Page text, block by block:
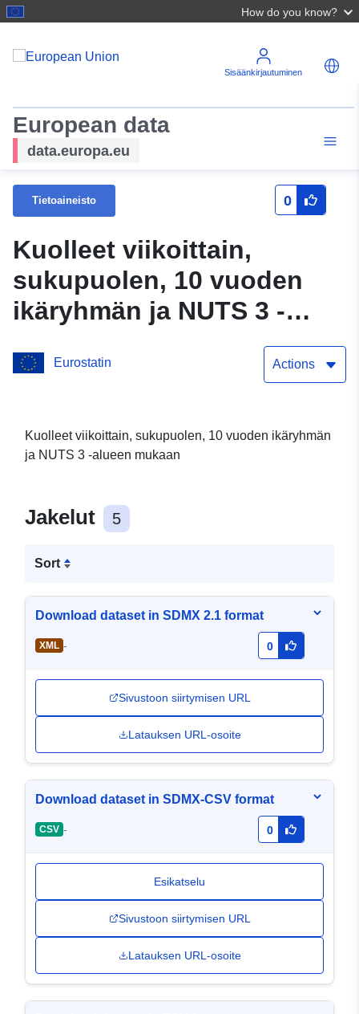
How do you know?
Sisäänkirjautuminen
European data
data.europa.eu
Tietoaineisto 0
Kuolleet viikoittain,
sukupuolen, 10 vuoden
ikäryhmän ja NUTS 3 -
Eurostatin Actions
Kuolleet viikoittain, sukupuolen, 10 vuoden ikäryhmän
ja NUTS 3 -alueen mukaan
Jakelut 5
Sort
Download dataset in SDMX 2.1 format
XML - 0
Sivustoon siirtymisen URL
Latauksen URL-osoite
Download dataset in SDMX-CSV format
CSV - 0
Esikatselu
Sivustoon siirtymisen URL
Latauksen URL-osoite